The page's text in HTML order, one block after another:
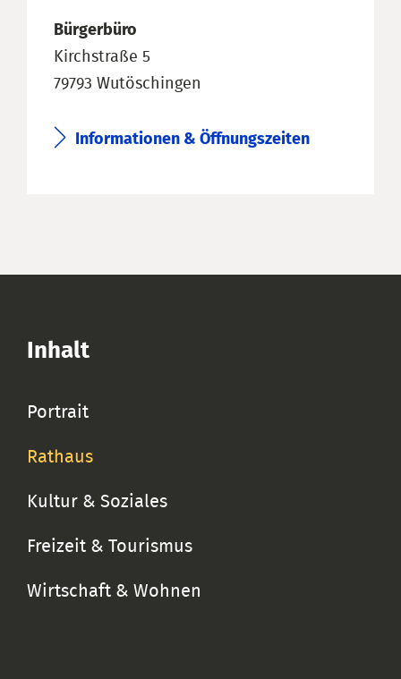
Bürgerbüro
Kirchstraße 5
79793 Wutöschingen
Informationen & Öffnungszeiten
Inhalt
Portrait
Rathaus
Kultur & Soziales
Freizeit & Tourismus
Wirtschaft & Wohnen